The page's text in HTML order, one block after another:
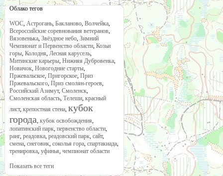
Облако тегов
WOC, Астрогань, Бакланово, Волчейка,
Всероссийские соревнования ветеранов,
Вязовенька, Звёздное небо, Зимний
Чемпионат и Первенство области, Козьи
горы, Колодня, Лесная карусель,
Митинские карьеры, Нижняя Дубровенка,
Новичок, Новогодние старты,
Пржевальское, Пригорское, Приз
Пржевальского, Приз смолян-героев,
Российский Азимут, Смоленск,
Смоленская область, Телеши, красный
лист, крепостная стена, кубок
города, кубок освобождения,
лопатинский парк, первенство области,
ранг, реадовка, реадовский парк, сайт,
смена, снеговик, соколья гора, спартакиада,
тренировка, уфинья, чемпионат области
Показать все теги